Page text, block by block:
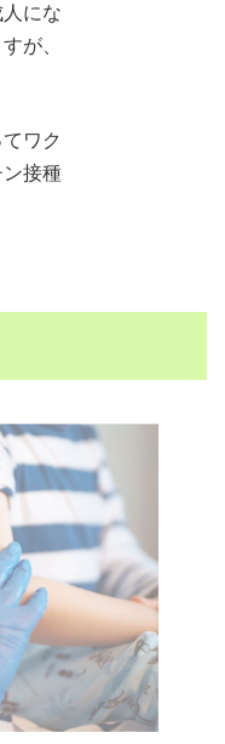
にな
が、
ワク
接種